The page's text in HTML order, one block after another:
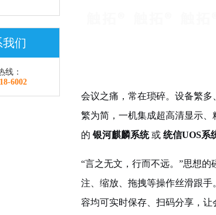
们
线：
6002
会议之痛，常在琐碎。设备繁
繁为简，一机集成超高清显示
的银河麒麟系统或 统信UOS系
“言之无文，行而不远。”思想
注、缩放、拖拽等操作丝滑跟
容均可实时保存、扫码分享，让